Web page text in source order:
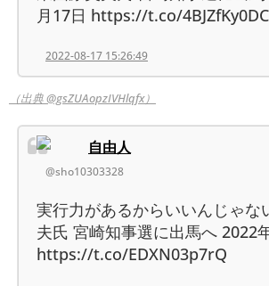
月17日 https://t.co/4BJZfKy0DC
2022-08-17 15:26:49
（出典 @gsZUAopzIVHlqfx）
自由人
@sho10303328
実行力があるからいいんじゃな
夫氏 宮崎知事選に出馬へ 2022
https://t.co/EDXN03p7rQ